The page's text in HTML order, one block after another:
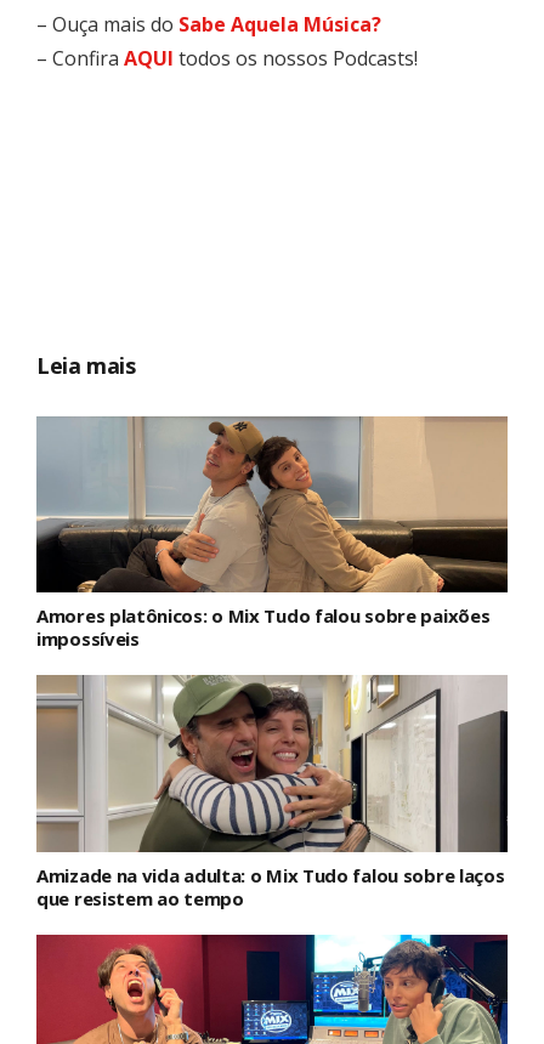
– Ouça mais do Sabe Aquela Música?
– Confira AQUI todos os nossos Podcasts!
Leia mais
Amores platônicos: o Mix Tudo falou sobre paixões
impossíveis
Amizade na vida adulta: o Mix Tudo falou sobre laços
que resistem ao tempo